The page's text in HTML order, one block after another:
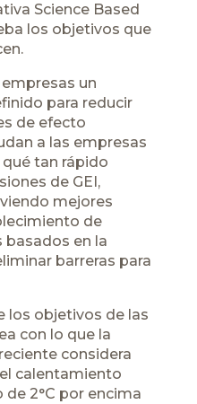
Science Based
los objetivos que
un
para reducir
de efecto
a las empresas
tan rápido
de GEI,
mejores
de
en la
barreras para
los objetivos de las
con lo que la
considera
calentamiento
2°C por encima